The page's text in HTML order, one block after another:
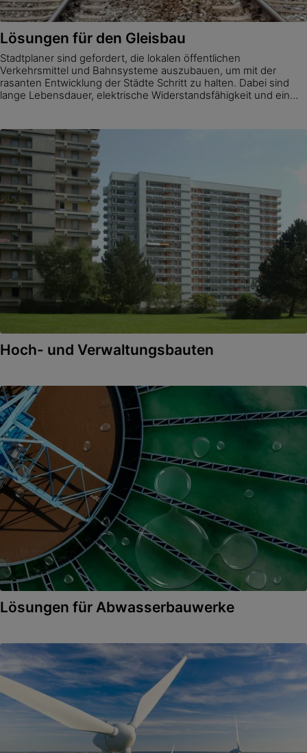
Lösungen für den Gleisbau
Stadtplaner sind gefordert, die lokalen öffentlichen
Verkehrsmittel und Bahnsysteme auszubauen, um mit der
rasanten Entwicklung der Städte Schritt zu halten. Dabei sind
lange Lebensdauer, elektrische Widerstandsfähigkeit und ein
Geräuschreduzierung im Schienenbefestigungssystem, so dass
flexible, volumenkomprimierbare Vergussmaterialien eine
effektive Lösung darstellen.
Hoch- und Verwaltungsbauten
Lösungen für Abwasserbauwerke